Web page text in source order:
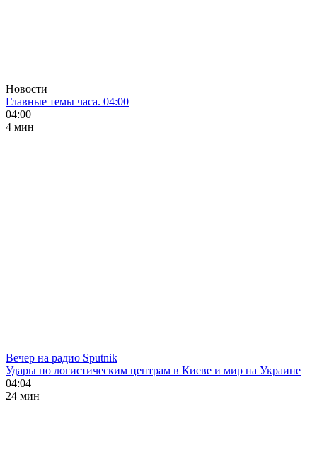
Новости
Главные темы часа. 04:00
04:00
4 мин
Вечер на радио Sputnik
Удары по логистическим центрам в Киеве и мир на Украине
04:04
24 мин